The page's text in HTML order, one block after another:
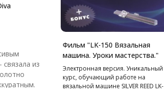
Фильм "LK-150 Вязальная
машина. Уроки мастерства."
Электронная версия. Уникальный
курс, обучающий работе на
вязальной машине SILVER REED LK-
из